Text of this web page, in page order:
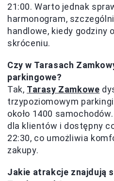
21:00. Warto jednak
harmonogram,
handlowe, kiedy godziny
skróceniu.
Czy w Tarasach
parkingowe?
Tak, Tarasy Zamkowe
trzypoziomowym
około 1400
dla klientów i dostępny
22:30, co umożliwia
zakupy.
Jakie atrakcje znajdują